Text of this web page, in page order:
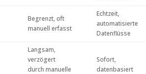
Begrenzt, oft
manuell erfasst
Echtzeit,
automatisierte
Datenflüsse
Langsam,
verzögert
durch manuelle
Sofort,
datenbasiert